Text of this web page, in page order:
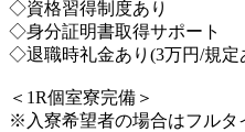
◇資格習得制度あり
◇身分証明書取得サポート
◇退職時礼金あり(3万円/規定
＜1R個室寮完備＞
※入寮希望者の場合はフルタ